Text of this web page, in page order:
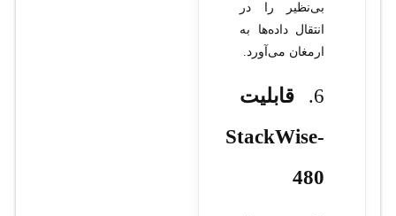
بی‌نظیر را در
انتقال داده‌ها به
ارمغان می‌آورد.
6.
قابلیت
StackWise-
480